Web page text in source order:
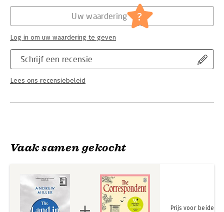
Schrijf een recensie
Lees ons recensiebeleid
Uw waardering ?
Log in om uw waardering te geven
Vaak samen gekocht
Prijs voor beide